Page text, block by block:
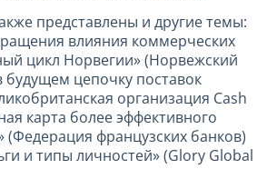
представлены и другие темы:
влияния коммерческих
цикл Норвегии» (Норвежский
будущем цепочку поставок
организация Cash
карта более эффективного
(Федерация французских банков)
и типы личностей» (Glory Global